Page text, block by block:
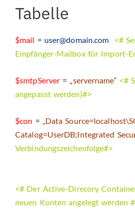
Tabelle
$mail = user@domain.com
<#
Empfänger-Mailbox für Import-
$smtpServer = „servername“ <#
angepasst werden)#>
$con =
„Data
Catalog=UserDB;Integrated
Verbindungszeichenfolge#>
<# Der Active-Direcory
neuen Konten angelegt werden